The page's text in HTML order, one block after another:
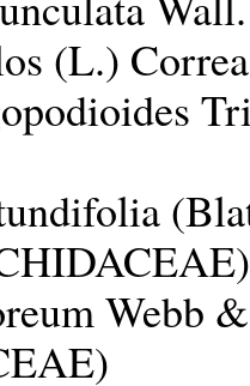
(L.)
)
Webb
)